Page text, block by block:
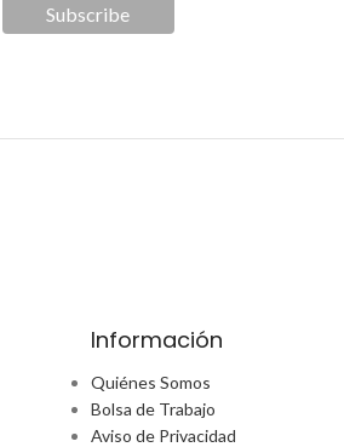
Información
Quiénes Somos
Bolsa de Trabajo
Aviso de Privacidad